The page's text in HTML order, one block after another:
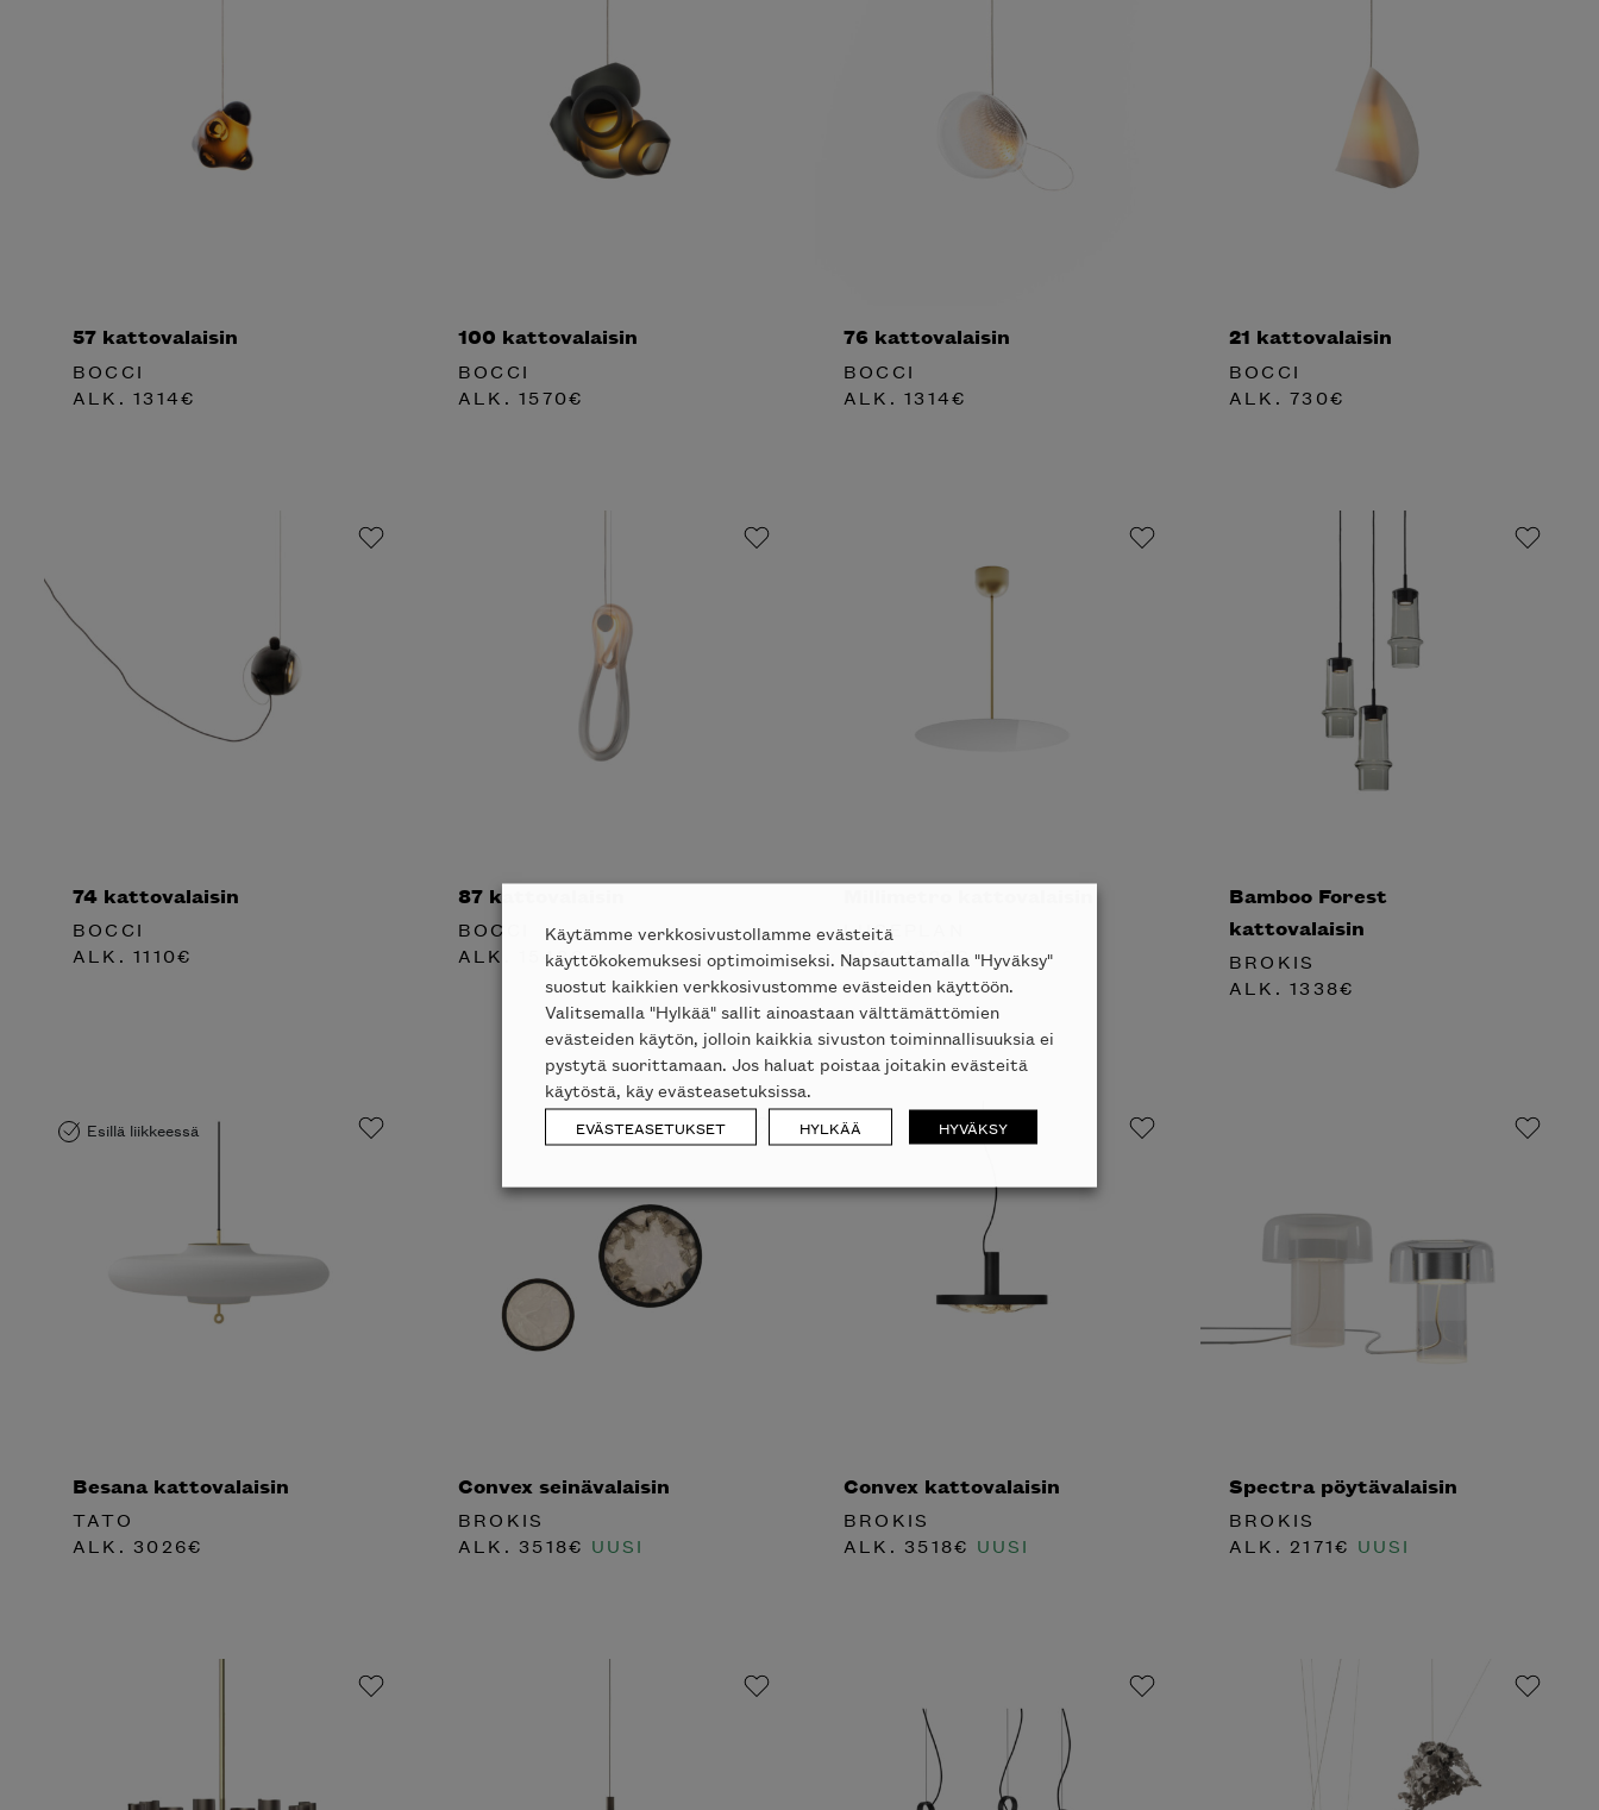
57 kattovalaisin
BOCCI
ALK.1314€
100 kattovalaisin
BOCCI
ALK.1570€
76 kattovalaisin
BOCCI
ALK.1314€
21 kattovalaisin
BOCCI
ALK.730€
74 kattovalaisin
BOCCI
ALK.1110€
87 kattovalaisin
BOCCI
ALK.
1548€
LUCEPLAN
ALK.1022€
Bamboo Forest
kattovalaisin
BROKIS
ALK.1338€
Esillä liikkeessä
Besana kattovalaisin
TATO
ALK. 3026€
Convex seinävalaisin
BROKIS
ALK. 3518€ UUSI
Convex kattovalaisin
BROKIS
ALK. 3518€ UUSI
Spectra pöytävalaisin
BROKIS
ALK. 2171€ UUSI
Käytämme verkkosivustollamme evästeitä
käyttökokemuksesi optimoimiseksi. Napsauttamalla "Hyväksy"
suostut kaikkien verkkosivustomme evästeiden käyttöön.
Valitsemalla "Hylkää" sallit ainoastaan välttämättömien
evästeiden käytön, jolloin kaikkia sivuston toiminnallisuuksia ei
pystytä suorittamaan. Jos haluat poistaa joitakin evästeitä
käytöstä, käy evästeasetuksissa.
EVÄSTEASETUKSET HYLKÄÄ HYVÄKSY